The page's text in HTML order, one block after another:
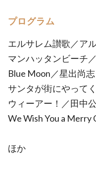
プログラム
エルサレム讃歌／ア
マンハッタンビーチ
Blue Moon／星出尚志
サンタが街にやって
ウィーアー！／田中
We Wish You a
ほか